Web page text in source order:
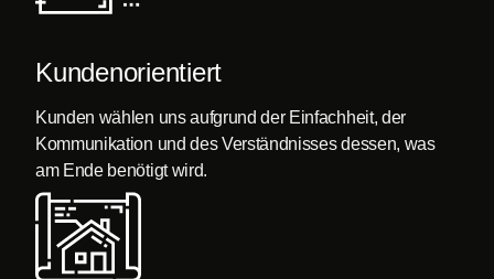
Kundenorientiert
Kunden wählen uns aufgrund der Einfachheit, der
Kommunikation und des Verständnisses dessen, was
am Ende benötigt wird.